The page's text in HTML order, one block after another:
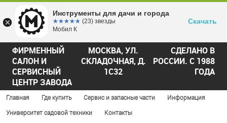
ФИРМЕННЫЙ
САЛОН И
СЕРВИСНЫЙ
ЦЕНТР ЗАВОДА
МОСКВА, УЛ.
СКЛАДОЧНАЯ, Д.
1С32
СДЕЛАНО В
РОССИИ. С 1988
ГОДА
Главная Где купить Сервис и запасные части Информация
Университет садовой техники Контакты
Инструменты для дачи и города
☆☆☆☆☆
★★★★★ (23) звезды
Мобил К
Скачать